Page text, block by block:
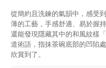
從簡約且洗鍊的氣韻中，感受
薄的工藝，手感舒適、易於握
還能發現隱藏其中的和風紋樣
道術語，指抹茶碗底部的凹陷
欣賞到了。